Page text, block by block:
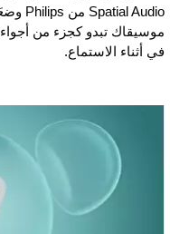
موسيقاك تبدو كجزء من أجواء
في أثناء الاستماع.